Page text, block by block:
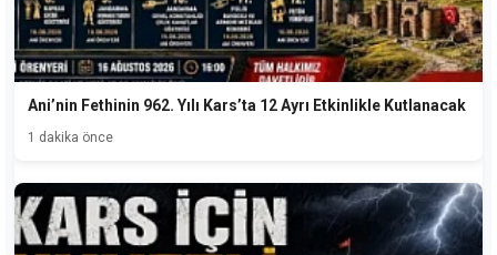
Ani’nin Fethinin 962. Yılı Kars’ta 12 Ayrı Etkinlikle Kutlanacak
1 dakika önce